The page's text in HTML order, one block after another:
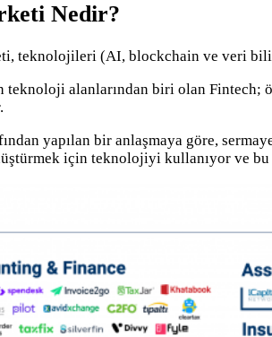
Nedir?
teknolojileri (AI, blockchain ve veri
teknoloji alanlarından biri olan Fintech;
yapılan bir anlaşmaya göre,
için teknolojiyi kullanıyor ve bu